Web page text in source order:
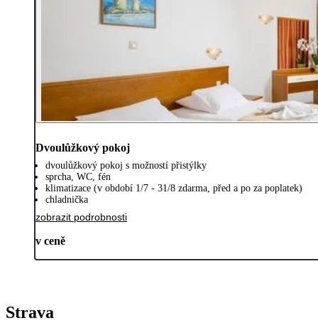
Dvoulůžkový pokoj
dvoulůžkový pokoj s možností přistýlky
sprcha, WC, fén
klimatizace (v období 1/7 - 31/8 zdarma, před a po za poplatek)
chladnička
zobrazit podrobnosti
v ceně
Strava